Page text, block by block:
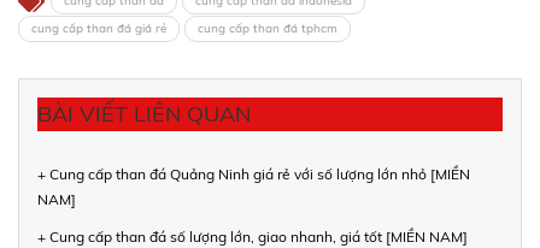
cung cấp than đá giá rẻ
cung cấp than đá tphcm
BÀI VIẾT LIÊN QUAN
+ Cung cấp than đá Quảng Ninh giá rẻ với số lượng lớn nhỏ [MIỀN
NAM]
+ Cung cấp than đá số lượng lớn, giao nhanh, giá tốt [MIỀN NAM]